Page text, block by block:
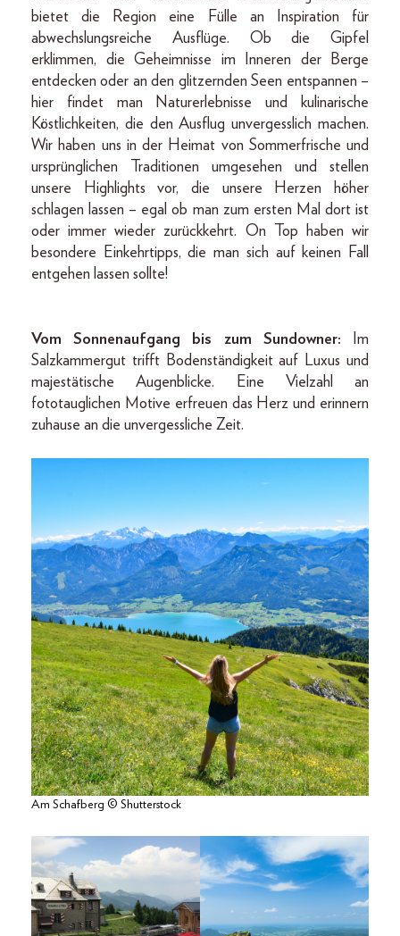
bietet die Region eine Fülle an Inspiration für
abwechslungsreiche Ausflüge. Ob die Gipfel
erklimmen, die Geheimnisse im Inneren der Berge
entdecken oder an den glitzernden Seen entspannen –
hier findet man Naturerlebnisse und kulinarische
Köstlichkeiten, die den Ausflug unvergesslich machen.
Wir haben uns in der Heimat von Sommerfrische und
ursprünglichen Traditionen umgesehen und stellen
unsere Highlights vor, die unsere Herzen höher
schlagen lassen – egal ob man zum ersten Mal dort ist
oder immer wieder zurückkehrt. On Top haben wir
besondere Einkehrtipps, die man sich auf keinen Fall
entgehen lassen sollte!
Vom Sonnenaufgang bis zum Sundowner:
Im
Salzkammergut trifft Bodenständigkeit auf Luxus und
majestätische Augenblicke. Eine Vielzahl an
fototauglichen Motive erfreuen das Herz und erinnern
zuhause an die unvergessliche Zeit.
Am Schafberg © Shutterstock